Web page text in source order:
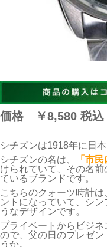
価格 ￥8,580 税込
シチズンは1918年に日
シチズンの名は、
「市
けられていて、その名
ているブランドです。
こちらのクォーツ時計
ントになっていて、シ
うなデザインです。
プライベートからビジ
ので、父の日のプレゼ
うか。